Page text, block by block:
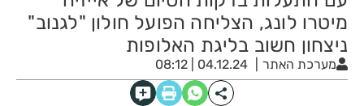
מיטרו לונג, הצליחה הפועל חולון "לגנוב"
ניצחון חשוב בליגת האלופות
מערכת האתר 04.12.24 | 08:12